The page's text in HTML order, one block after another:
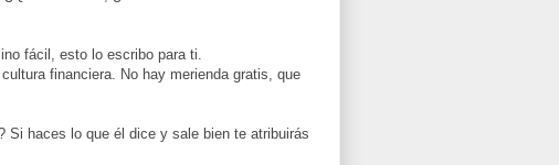
fácil, esto lo escribo para ti.
financiera. No hay merienda gratis, que
Si haces lo que él dice y sale bien te atribuirás